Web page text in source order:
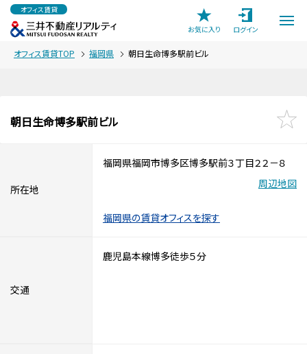
オフィス賃貸
お気に入り
ログイン
オフィス賃貸TOP 福岡県 朝日生命博多駅前ビル
朝日生命博多駅前ビル
所在地
福岡県福岡市博多区博多駅前３丁目２２－８
周辺地図
福岡県の賃貸オフィスを探す
交通
鹿児島本線博多徒歩５分